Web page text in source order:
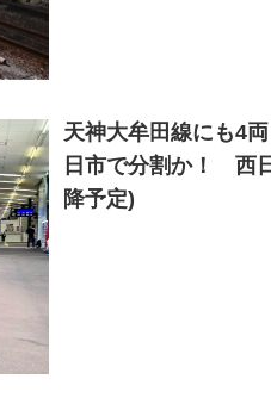
天神大牟田線にも4
日市で分割か！ 西
降予定)